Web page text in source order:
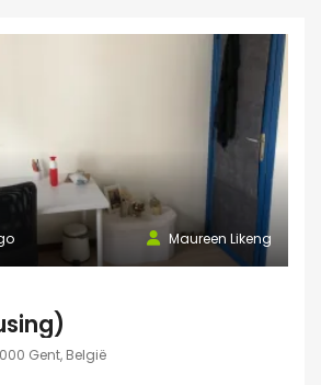
Maureen Likeng
Gent, België